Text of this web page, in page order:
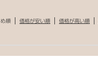
順 価格が安い順 価格が高い順